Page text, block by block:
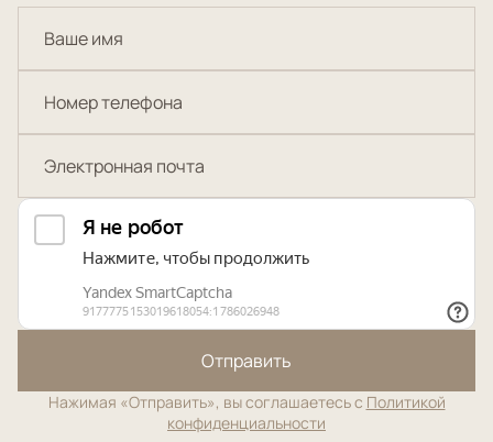
Отправить
Нажимая «Отправить», вы соглашаетесь с Политикой
конфиденциальности